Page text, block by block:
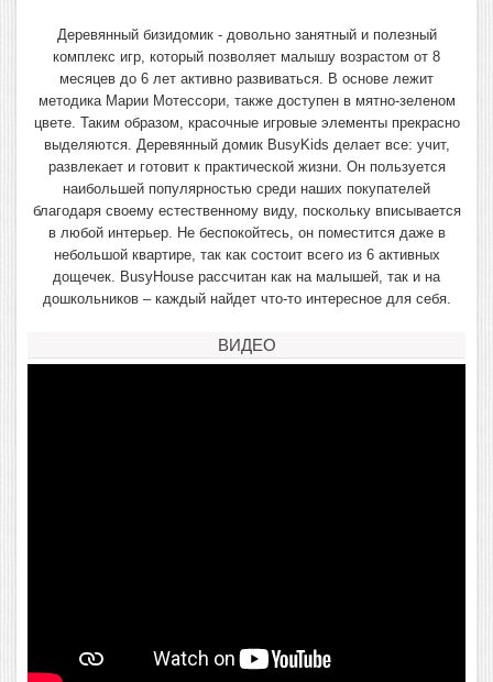
Деревянный бизидомик- довольно занятный и полезный
комплекс игр, который позволяет малышу возрастом от 8
месяцев до 6 лет активно развиваться . В основе лежит
методика Марии Мотессори, также доступен в мятно-зеленом
цвете. Таким образом, красочные игровые элементы прекрасно
выделяются. Деревянный домик BusyKids делает все: учит,
развлекает и готовит к практической жизни. Он пользуется
наибольшей популярностью среди наших покупателей
благодаря своему естественному виду, поскольку вписывается
в любой интерьер. Не беспокойтесь, он поместится даже в
небольшой квартире, так как состоит всего из 6 активных
дощечек. BusyHouse рассчитан как на малышей, так и на
дошкольников – каждый найдет что-то интересное для себя.
ВИДЕО